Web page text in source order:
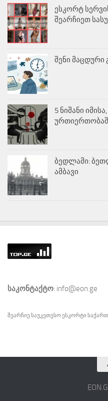
ესკორტ
შეარჩიეთ
შენი მაცდური
5 ნიშანი
ბედლამი:
ამბავი
საკონტაქტო: info@eon.ge
შეარჩიე საუკეთესო ესკორტი